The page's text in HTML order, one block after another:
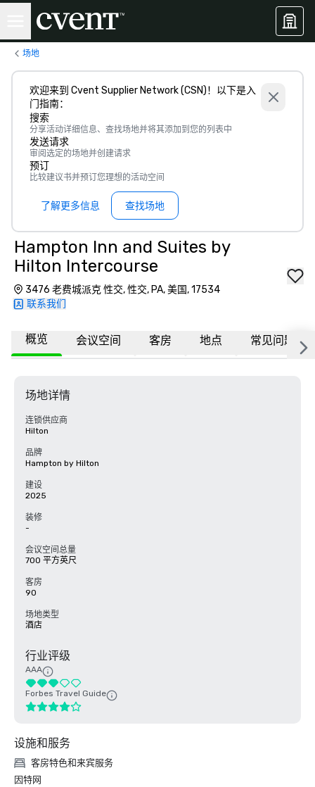
场地
欢迎来到 Cvent Supplier Network (CSN)！以下是入
门指南：
搜索
分享活动详细信息、查找场地并将其添加到您的列表中
发送请求
审阅选定的场地并创建请求
预订
比较建议书并预订您理想的活动空间
了解更多信息 查找场地
Hampton Inn and Suites by
Hilton Intercourse
3476 老费城派克 性交, 性交, PA, 美国, 17534
联系我们
概览 会议空间 客房 地点 常见问题
场地详情
连锁供应商
Hilton
品牌
Hampton by Hilton
建设
2025
装修
-
会议空间总量
700 平方英尺
客房
90
场地类型
酒店
行业评级
AAA
Forbes Travel Guide
设施和服务
客房特色和来宾服务
因特网